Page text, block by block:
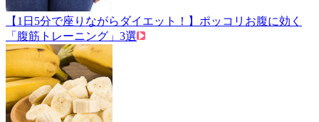
【1日5分で座りながらダイエット！】ポッコリお腹に効く
「腹筋トレーニング」3選